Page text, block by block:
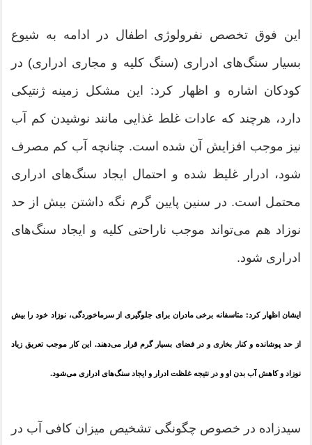
این فوق تخصص نفرولوژی اطفال در ادامه به شیوع
بسیار سنگ‌های ادراری (سنگ کلیه و مجاری ادراری) در
کودکان اشاره و اظهار کرد: این مشکل زمینه ژنتیکی
دارد، هرچند که عادات غلط غذایی مانند نوشیدن کم آب
نیز موجب افزایش آن شده است. چنانچه آب کم مصرف
شود، ادرار غلیظ شده و احتمال ایجاد سنگ‌های ادراری
محتمل است. در سنین پایین گرم نگه داشتن بیش از حد
نوزاد هم می‌تواند موجب ناراحتی کلیه و ایجاد سنگ‌های
ادراری شود.
ایشان اظهار کرد: متاسفانه برخی مادران برای جلوگیری از سرماخوردگی، نوزاد خود را بیش
از حد پوشانده و کنار بخاری و در فضای بسیار گرم قرار می‌دهند. این کار موجب تعریق زیاد
نوزاد و کاهش آب بدن او و در نتیجه غلظت ادرار و ایجاد سنگ‌های ادراری می‌شود.
سیدزاده در خصوص چگونگی تشخیص میزان کافی آب در